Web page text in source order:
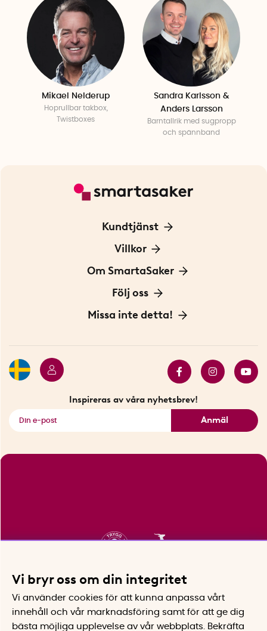
Mikael Nelderup
Hoprullbar takbox,
Twistboxes
Sandra Karlsson &
Anders Larsson
Barntallrik med sugpropp
och spännband
Kundtjänst
Kontakta oss
För Företag
Villkor
Frakt och leverans
Personuppgiftspolicy
Om SmartaSaker
Om oss
Vår historia
Följ oss
Blogg: Smarta tips
Missa inte detta!
Inspireras av våra nyhetsbrev!
Anmäl
Vi bryr oss om din integritet
Vi använder cookies för att kunna anpassa vårt
innehåll och vår marknadsföring samt för att ge dig
bästa möjliga upplevelse av vår webbplats.
Bekräfta